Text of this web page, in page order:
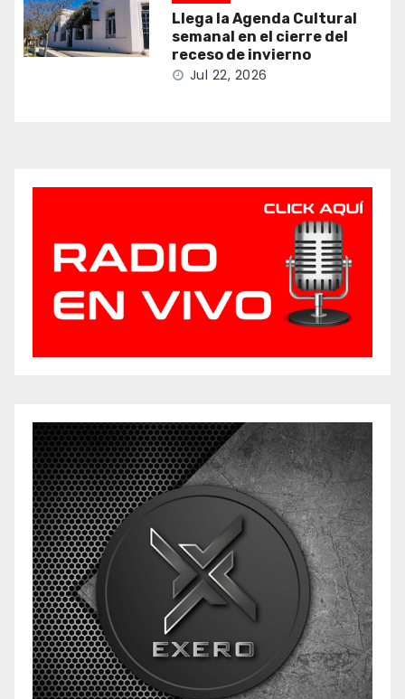
Llega la Agenda Cultural
semanal en el cierre del
receso de invierno
Jul 22, 2026